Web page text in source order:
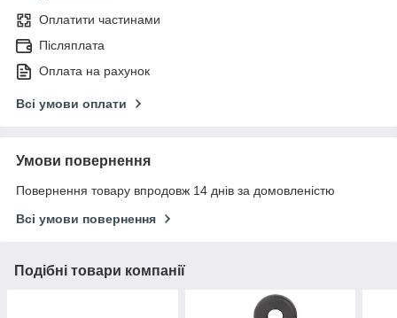
Оплатити частинами
Післяплата
Оплата на рахунок
Всі умови оплати
Умови повернення
Повернення товару впродовж 14 днів за домовленістю
Всі умови повернення
Подібні товари компанії